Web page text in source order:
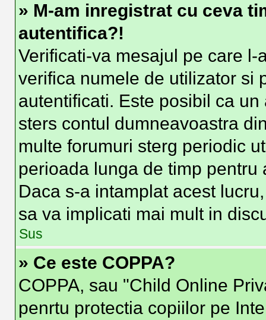
» M-am inregistrat cu ceva
autentifica?!
Verificati-va mesajul pe care
verifica numele de utilizator si
autentificati. Este posibil ca
sters contul dumneavoastra
multe forumuri sterg periodic
perioada lunga de timp
Daca s-a intamplat acest
sa va implicati mai mult in
Sus
» Ce este COPPA?
COPPA, sau "Child Online
penrtu protectia copiilor pe